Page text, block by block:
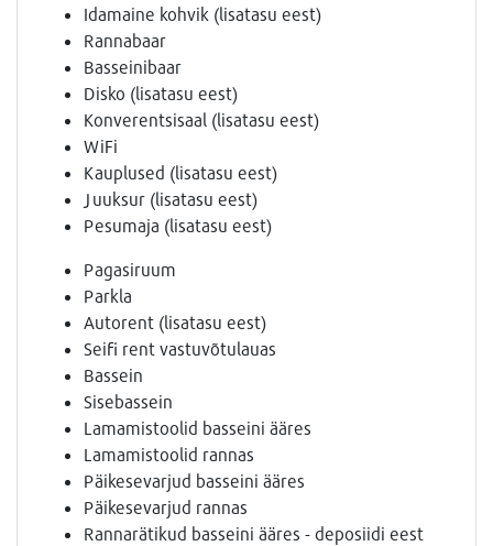
Idamaine kohvik (lisatasu eest)
Rannabaar
Basseinibaar
Disko (lisatasu eest)
Konverentsisaal (lisatasu eest)
WiFi
Kauplused (lisatasu eest)
Juuksur (lisatasu eest)
Pesumaja (lisatasu eest)
Pagasiruum
Parkla
Autorent (lisatasu eest)
Seifi rent vastuvõtulauas
Bassein
Sisebassein
Lamamistoolid basseini ääres
Lamamistoolid rannas
Päikesevarjud basseini ääres
Päikesevarjud rannas
Rannarätikud basseini ääres - deposiidi eest